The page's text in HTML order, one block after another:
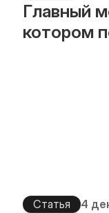
Главный
котором
Статья 4